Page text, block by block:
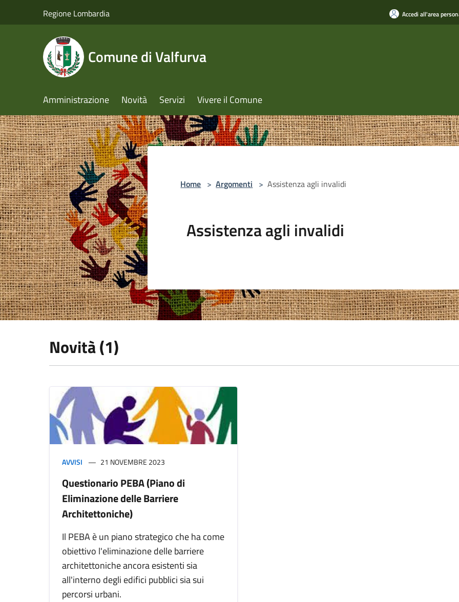
Regione Lombardia Accedi all'area
Comune di Valfurva
Amministrazione Novità Servizi Vivere il Comune
Home > Argomenti > Assistenza agli invalidi
Assistenza agli invalidi
Novità (1)
AVVISI 21 NOVEMBRE 2023
Questionario PEBA (Piano di
Eliminazione delle Barriere
Architettoniche)
Il PEBA è un piano strategico che ha come
obiettivo l'eliminazione delle barriere
architettoniche ancora esistenti sia
all'interno degli edifici pubblici sia sui
percorsi urbani.